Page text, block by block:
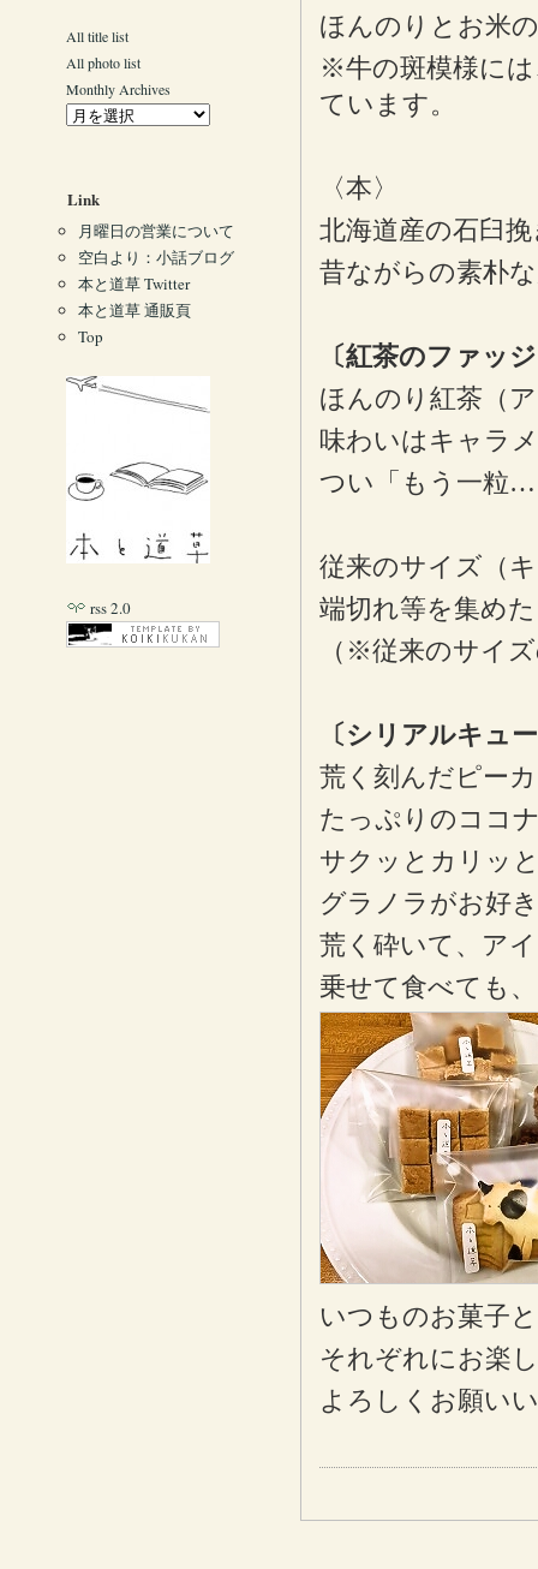
ほんのりとお米
※牛の斑模様に
ています。
〈本〉
北海道産の石臼
昔ながらの素朴
〔紅茶のファッ
ほんのり紅茶（
味わいはキャラ
つい「もう一粒…
従来のサイズ（
端切れ等を集め
（※従来のサイ
〔シリアルキュ
荒く刻んだピー
たっぷりのココ
サクッとカリッ
グラノラがお好
荒く砕いて、ア
乗せて食べても
いつものお菓子
それぞれにお楽
よろしくお願い
All title list
All photo list
Monthly Archives
Link
月曜日の営業について
空白より：小話ブログ
本と道草 Twitter
本と道草 通販頁
Top
rss 2.0